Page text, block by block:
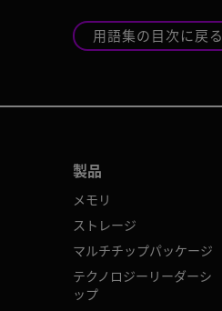
用語集の目次に戻る
製品
メモリ
ストレージ
マルチチップパッケージ
テクノロジーリーダーシ
ップ